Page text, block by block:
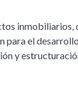
inmobiliarios,
para el
y